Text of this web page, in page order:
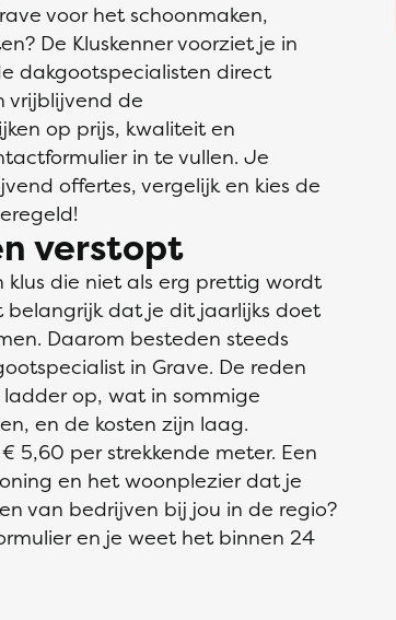
voor het schoonmaken,
De Kluskenner voorziet je in
dakgootspecialisten direct
vrijblijvend de
op prijs, kwaliteit en
in te vullen. Je
offertes, vergelijk en kies de
verstopt
klus die niet als erg prettig wordt
belangrijk dat je dit jaarlijks doet
Daarom besteden steeds
in Grave. De reden
op, wat in sommige
en de kosten zijn laag.
5,60 per strekkende meter. Een
en het woonplezier dat je
van bedrijven bij jou in de regio?
en je weet het binnen 24